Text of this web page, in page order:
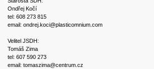
Ondřej Kočí
tel: 608 273 815
email: ondrej.koci@plasticomnium.com
Velitel JSDH:
Tomáš Zima
tel: 607 590 273
email: tomaszima@centrum.cz